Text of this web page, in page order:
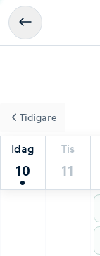
Idag
10
Tis
11
Tidigare